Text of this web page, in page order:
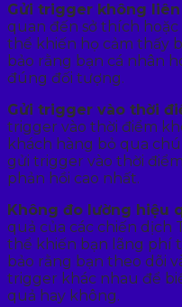
Gửi trigger không liên
quan đến sở thích
thể khiến họ cảm thấy
bảo rằng bạn cá nhân
đúng đối tượng.
Gửi trigger vào thời
trigger vào thời điểm
khách hàng bỏ qua
gửi trigger vào thời
phản hồi cao nhất.
Không đo lường hiệu
quả của các chiến dịch
thể khiến bạn lãng phí
bảo rằng bạn theo dõi
trigger khác nhau để
quả hay không.